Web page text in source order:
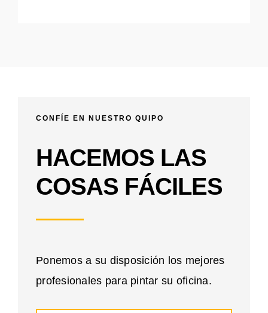
CONFÍE EN NUESTRO QUIPO
HACEMOS LAS
COSAS FÁCILES
Ponemos a su disposición los mejores
profesionales para pintar su oficina.